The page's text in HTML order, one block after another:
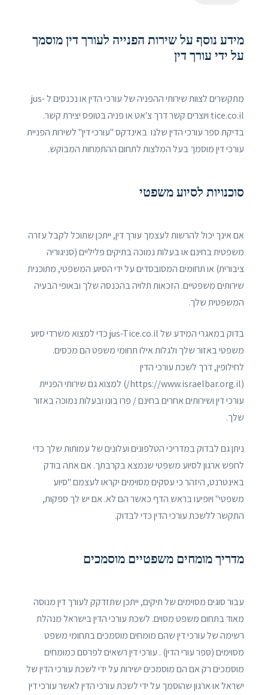
מידע נוסף על שירות הפנייה לעורך דין מוסמך
על ידי עורך דין
מתקשרים לצוות שירותי ההפניה של עורכי הדין או נכנסים ל jus-
tice.co.il ויוצרים קשר דרך צ'אט או פניה בטופס יצירת קשר.
בדיקת ספר עורכי הדין שלנו באינדקס "עורכי דין" לשירות הפניית
עורכי דין מוסמך בעל המלצות לתחום ההתמחות המבוקש.
סוכנויות לסיוע משפטי
אם אינך יכול להרשות לעצמך עורך דין, ייתכן שתוכל לקבל עזרה
משפטית בחינם או בעלות נמוכה בתיקים פליליים (סניגוריה
ציבורית) או תחומים המסובסדים על ידי הסיוע המשפטי, מתוכנית
שירותים משפטיים. הזכאות תלויה בהכנסה שלך ובאופי הבעיה
המשפטית שלך.
בדוק במאגרי המידע של jus-Tice.co.il כדי למצוא משרדי סיוע
משפטי באזור שלך ולגלות אילו תחומי משפט הם מכסים.
לחילופין, דרך לשכת עורכי הדין
(https://www.israelbar.org.il/) למצוא גם שירותי הפניית
עורכי דין ושירותים אחרים בחינם / פרו בונו ובעלות נמוכה באזור
שלך.
ניתן גם לבדוק במדריכי הטלפונים ועלונים של עמותות שלך כדי
לחפש ארגון לסיוע משפטי שנמצא בקרבתך. אם אתה בודק
באינטרנט, היזהר כי עסקים מסוימים יקראו לעצמם "סיוע
משפטי" ויופיעו בראש הדף כאשר הם לא. אם יש לך ספקות,
התקשר ללשכת עורכי הדין כדי לבדוק.
מדריך מומחים משפטיים מוסמכים
עבור סוגים מסוימים של תיקים, ייתכן שתזדקק לעורך דין מנוסה
מאוד בתחום משפט מסוים. לשכת עורכי הדין בישראל מנהלת
רשימה של עורכי דין שהם מומחים מוסמכים בתחומי משפט
מסוימים (ספר עורי הדין) . עורכי דין רשאים לפרסם כמומחים
מוסמכים רק אם הם מוסמכים ישירות על ידי לשכת עורכי הדין של
ישראל או ארגון שהוסמך על ידי לשכת עורכי הדין לאשר עורכי דין